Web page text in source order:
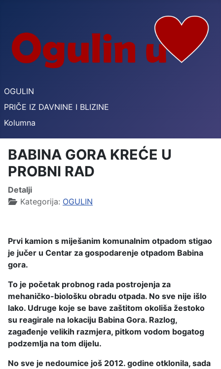
OGULIN
PRIČE IZ DAVNINE I BLIZINE
Kolumna
BABINA GORA KREĆE U
PROBNI RAD
Detalji
Kategorija: OGULIN
Prvi kamion s miješanim komunalnim otpadom stigao
je jučer u Centar za gospodarenje otpadom Babina
gora.
To je početak probnog rada postrojenja za
mehaničko-biološku obradu otpada. No sve nije išlo
lako. Udruge koje se bave zaštitom okoliša žestoko
su reagirale na lokaciju Babina Gora. Razlog,
zagađenje velikih razmjera, pitkom vodom bogatog
podzemlja na tom dijelu.
No sve je nedoumice još 2012. godine otklonila, sada